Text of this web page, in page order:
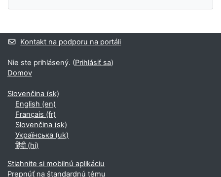
Dodatočné bloky
Kontakt na podporu na portáli
Nie ste prihlásený. (Prihlásiť sa)
Domov
Slovenčina ‎(sk)‎
English ‎(en)‎
Français ‎(fr)‎
Slovenčina ‎(sk)‎
Українська ‎(uk)‎
हिंदी ‎(hi)‎
Stiahnite si mobilnú aplikáciu
Prepnúť na štandardnú tému